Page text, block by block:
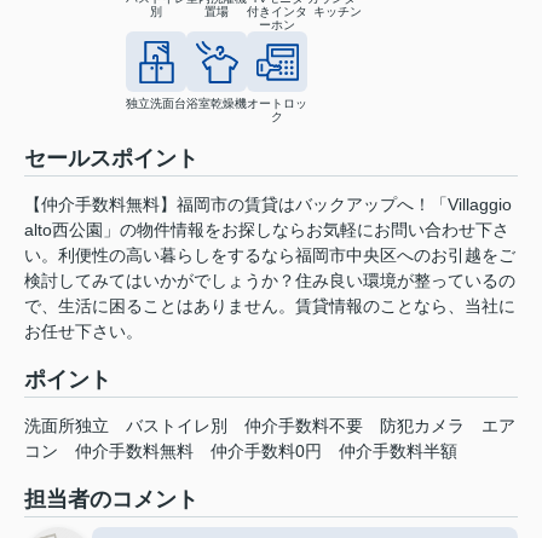
別
置場
付きインタ
ーホン
キッチン
独立洗面台浴室乾燥機オートロッ
ク
セールスポイント
【仲介手数料無料】福岡市の賃貸はバックアップへ！「Villaggio
alto西公園」の物件情報をお探しならお気軽にお問い合わせ下さ
い。利便性の高い暮らしをするなら福岡市中央区へのお引越をご
検討してみてはいかがでしょうか？住み良い環境が整っているの
で、生活に困ることはありません。賃貸情報のことなら、当社に
お任せ下さい。
ポイント
洗面所独立 バストイレ別 仲介手数料不要 防犯カメラ
エア
コン
仲介手数料無料 仲介手数料0円 仲介手数料半額
担当者のコメント